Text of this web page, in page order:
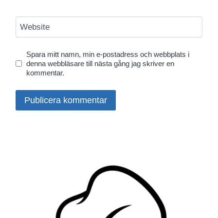
Website
Spara mitt namn, min e-postadress och webbplats i
denna webbläsare till nästa gång jag skriver en
kommentar.